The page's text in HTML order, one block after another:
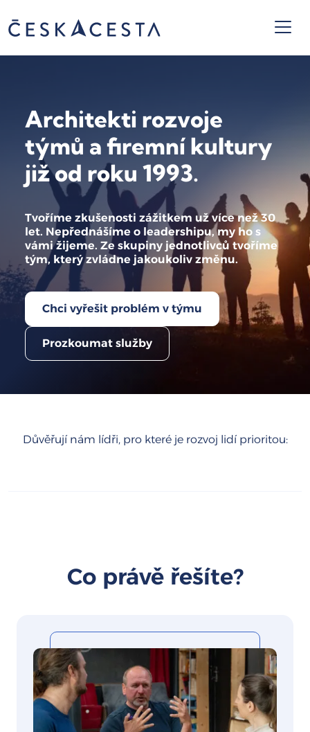
Architekti rozvoje
týmů a firemní kultury
již od roku 1993.
Tvoříme zkušenosti zážitkem už více než 30
let. Nepřednášíme o leadershipu, my ho s
vámi žijeme. Ze skupiny jednotlivců tvoříme
tým, který zvládne jakoukoliv změnu.
Chci vyřešit problém v týmu
Prozkoumat služby
Důvěřují nám lídři, pro které je rozvoj lidí prioritou:
Co právě řešíte?